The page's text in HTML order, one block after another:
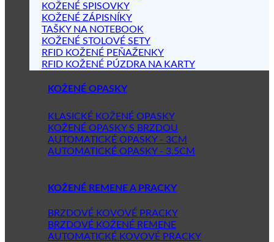
KOŽENÉ SPISOVKY
KOŽENÉ ZÁPISNÍKY
TAŠKY NA NOTEBOOK
KOŽENÉ STOLOVÉ SETY
RFID KOŽENÉ PEŇAŽENKY
RFID KOŽENÉ PÚZDRA NA KARTY
KOŽENÉ OPASKY
KLASICKÉ KOŽENÉ OPASKY
KOŽENÉ OPASKY S BRZDOU
AUTOMATICKÉ OPASKY - 3CM
AUTOMATICKÉ OPASKY - 3.5CM
KOŽENÉ REMENE A PRACKY
BRZDOVÉ KOVOVÉ PRACKY
BRZDOVÉ KOŽENÉ REMENE
AUTOMATICKÉ KOVOVÉ PRACKY